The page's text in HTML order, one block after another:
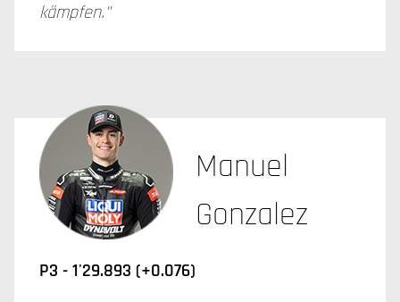
kämpfen."
Manuel
Gonzalez
P3 - 1'29.893 (+0.076)